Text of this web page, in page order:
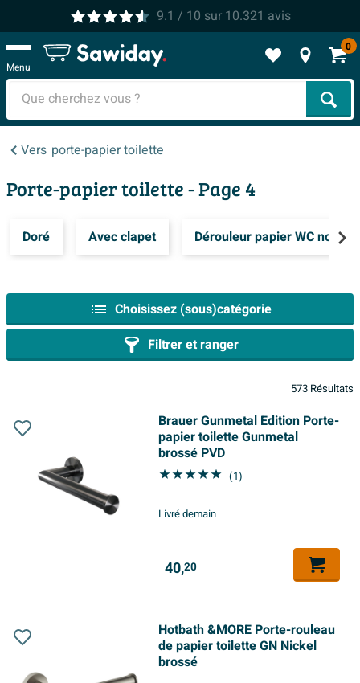
9.1 / 10 sur 10.321 avis
Menu
0
Vers porte-papier toilette
Porte-papier toilette- Page 4
Doré Avec clapet Dérouleur papier WC noir
Choisissez (sous)catégorie
Filtrer et ranger
573 Résultats
Brauer Gunmetal Edition Porte-
papier toilette Gunmetal
brossé PVD
(1)
Livré demain
40,20
Hotbath &MORE Porte-rouleau
de papier toilette GN Nickel
brossé